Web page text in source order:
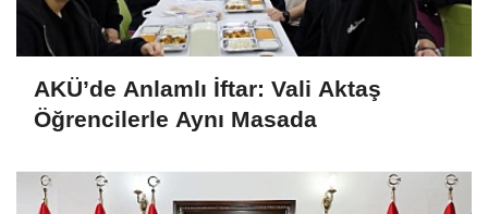
AKÜ’de Anlamlı İftar: Vali Aktaş
Öğrencilerle Aynı Masada